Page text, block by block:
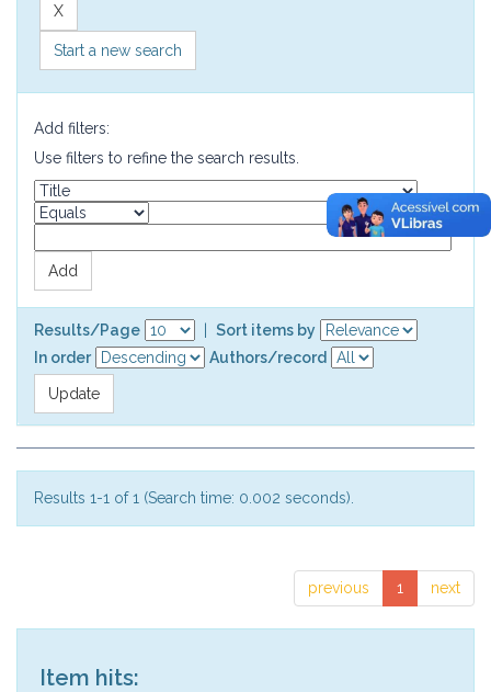
Start a new search
Add filters:
Use filters to refine the search results.
Results/Page
Sort items by
In order
Authors/record
Results 1-1 of 1 (Search time: 0.002 seconds).
previous 1 next
Item hits: